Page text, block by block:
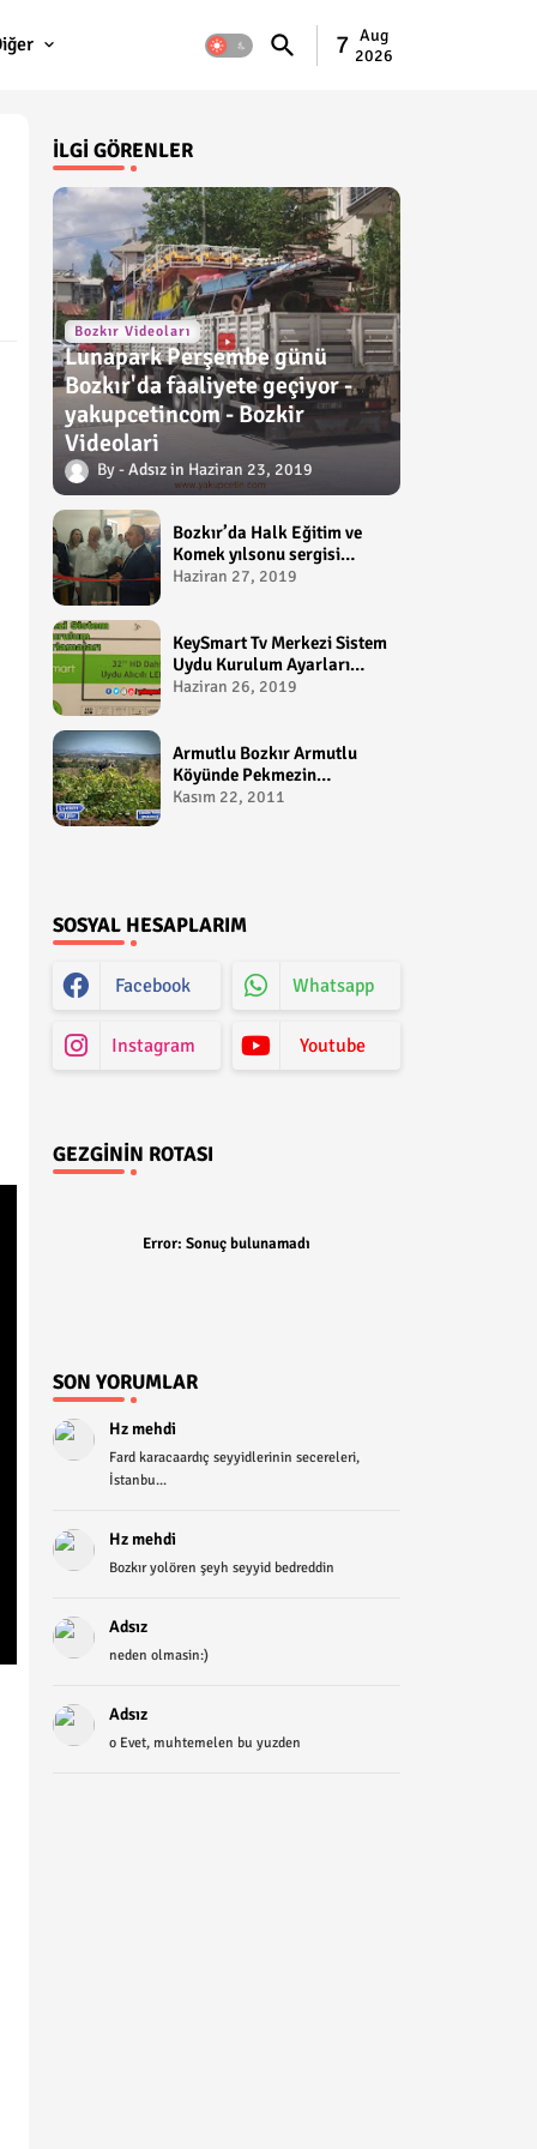
7 Aug
2026
İLGI GÖRENLER
Bozkır Videoları
Lunapark Perşembe günü
Bozkır'da faaliyete geçiyor -
yakupcetincom - Bozkir
Videolari
Adsız Haziran 23, 2019
Bozkır’da Halk Eğitim ve
Komek yılsonu sergisi
gerçekleştirildi-
Haziran 27, 2019
KeySmart Tv Merkezi Sistem
Uydu Kurulum Ayarları
Video anlatım -
Haziran 26, 2019
Armutlu Bozkır Armutlu
Köyünde Pekmezin
Hikayesi:Gezen Bilir Kontv
Kasım 22, 2011
SOSYAL HESAPLARIM
Facebook Whatsapp
Instagram Youtube
GEZGININ ROTASI
Error: Sonuç bulunamadı
SON YORUMLAR
Hz mehdi
Fard karacaardıç seyyidlerinin secereleri,
İstanbu...
Hz mehdi
Bozkır yolören şeyh seyyid bedreddin
Adsız
neden olmasin:)
Adsız
o Evet, muhtemelen bu yuzden